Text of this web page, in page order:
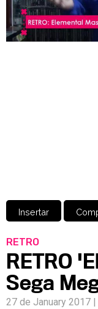
E3
Insertar
RETRO
RETRO
Sega
27 de January 2017 |